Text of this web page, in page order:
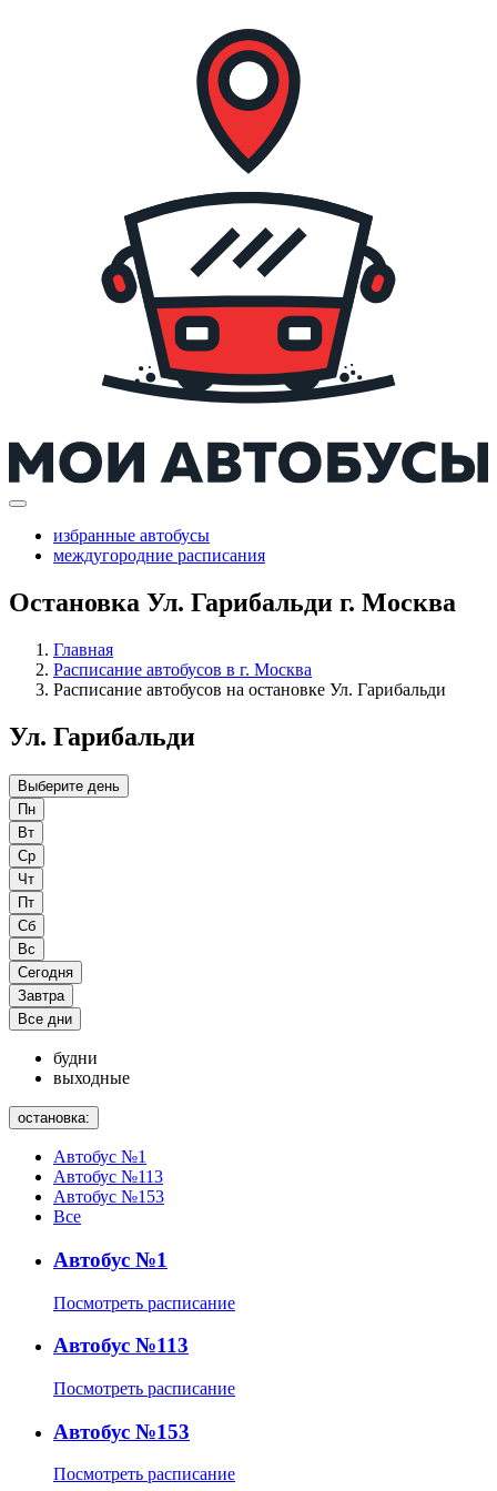
избранные автобусы
междугородние расписания
Остановка Ул. Гарибальди г. Москва
Главная
Расписание автобусов в г. Москва
Расписание автобусов на остановке Ул. Гарибальди
Ул. Гарибальди
Выберите день
Пн
Вт
Ср
Чт
Пт
Сб
Вс
Сегодня
Завтра
Все дни
будни
выходные
остановка:
Автобус №1
Автобус №113
Автобус №153
Все
Автобус №1
Посмотреть расписание
Автобус №113
Посмотреть расписание
Автобус №153
Посмотреть расписание